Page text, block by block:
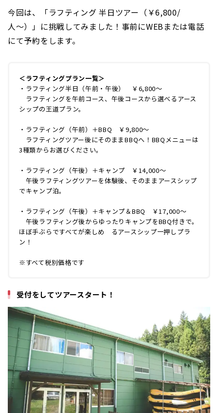
今回は、「ラフティング 半日ツアー（￥6,800/
人〜）」に挑戦してみました！事前にWEBまたは電話
にて予約をします。
＜ラフティングプラン一覧＞
・ラフティング半日（午前・午後） ￥6,800〜
ラフティングを午前コース、午後コースから選べるアース
シップの王道プラン。
・ラフティング（午前）＋BBQ ￥9,800〜
ラフティングツアー後にそのままBBQへ！BBQメニューは
3種類からお選びください。
・ラフティング（午後）＋キャンプ ￥14,000〜
午後ラフティングツアーを体験後、そのままアースシップ
でキャンプ泊。
・ラフティング（午後）＋キャンプ＆BBQ ￥17,000〜
午後ラフティング後からゆったりキャンプをBBQ付きで。
ほぼ手ぶらですべてが楽しめ るアースシップ一押しプラ
ン！
※すべて税別価格です
受付をしてツアースタート！